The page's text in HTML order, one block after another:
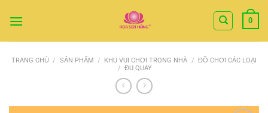
qua
0
TRANG CHỦ / SẢN PHẨM / KHU VUI CHƠI TRONG NHÀ / ĐỒ CHƠI CÁC LOẠI
/ ĐU QUAY